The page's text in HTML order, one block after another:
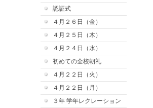
認証式
４月２６日（金）
４月２５日（木）
４月２４日（水）
初めての全校朝礼
４月２２日（火）
４月２２日（月）
３年 学年レクレーション